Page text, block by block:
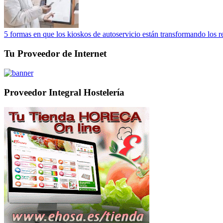
5 formas en que los kioskos de autoservicio están transformando los
Tu Proveedor de Internet
Proveedor Integral Hostelería